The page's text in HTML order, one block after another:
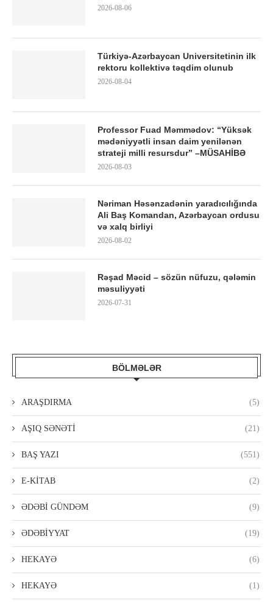
2026-08-06
Türkiyə-Azərbaycan Universitetinin ilk
rektoru kollektivə təqdim olunub
2026-08-04
Professor Fuad Məmmədov: “Yüksək
mədəniyyətli insan daim yenilənən
strateji milli resursdur” –MÜSAHİBƏ
2026-08-03
Nəriman Həsənzadənin yaradıcılığında
Ali Baş Komandan, Azərbaycan ordusu
və xalq birliyi
2026-08-02
Rəşad Məcid – sözün nüfuzu, qələmin
məsuliyyəti
2026-07-31
BÖLMƏLƏR
ARAŞDIRMA (5)
AŞIQ SƏNƏTİ (21)
BAŞ YAZI (551)
E-KİTAB (2)
ƏDƏBİ GÜNDƏM (9)
ƏDƏBİYYAT (19)
HEKAYƏ (6)
HEKAYƏ (1)